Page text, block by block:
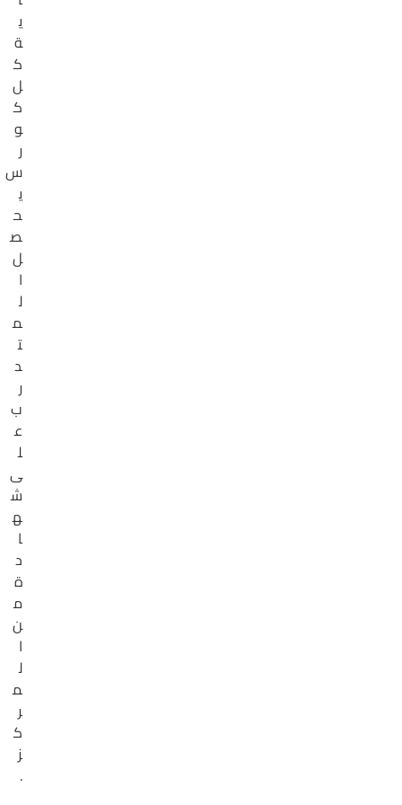
ي
ة
ك
ل
ك
و
ر
س
ي
ح
ص
ل
ا
ل
م
ت
د
ر
ب
ع
ل
ى
ش
ه
ا
د
ة
م
ن
ا
ل
م
ر
ك
ز
.